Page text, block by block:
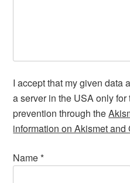
I accept that my given data
a server in the USA only
prevention through the
information on Akismet and
Name*